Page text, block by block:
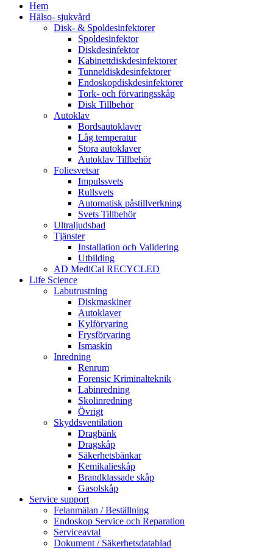
Hem
Hälso- sjukvård
Disk- & Spoldesinfektorer
Spoldesinfektor
Diskdesinfektor
Kabinettdiskdesinfektorer
Tunneldiskdesinfektorer
Endoskopdiskdesinfektorer
Tork- och förvaringsskåp
Disk Tillbehör
Autoklav
Bordsautoklaver
Låg temperatur
Stora autoklaver
Autoklav Tillbehör
Foliesvetsar
Impulssvets
Rullsvets
Automatisk påstillverkning
Svets Tillbehör
Ultraljudsbad
Tjänster
Installation och Validering
Utbilding
AD MediCal RECYCLED
Life Science
Labutrustning
Diskmaskiner
Autoklaver
Kylförvaring
Frysförvaring
Ismaskin
Inredning
Renrum
Forensic Kriminalteknik
Labinredning
Skolinredning
Övrigt
Skyddsventilation
Dragbänk
Dragskåp
Säkerhetsbänkar
Kemikalieskåp
Brandklassade skåp
Gasolskåp
Service support
Felanmälan / Beställning
Endoskop Service och Reparation
Serviceavtal
Dokument / Säkerhetsdatablad